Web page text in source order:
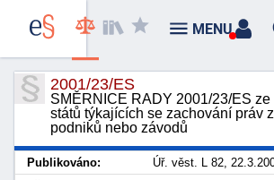
2001/23/ES
SMĚRNICE RADY 2001/23/ES
států týkajících se zachování práv
podniků nebo závodů
Publikováno:
Úř. věst. L 82,
MENU